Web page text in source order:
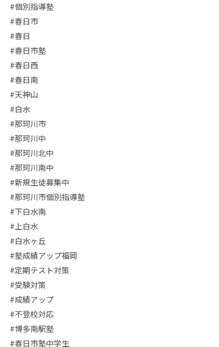
#個別指導塾
#春日市
#春日
#春日市塾
#春日西
#春日南
#天神山
#白水
#那珂川市
#那珂川中
#那珂川北中
#那珂川南中
#新規生徒募集中
#那珂川市個別指導塾
#下白水南
#上白水
#白水ヶ丘
#塾成績アップ福岡
#定期テスト対策
#受験対策
#成績アップ
#不登校対応
#博多南駅塾
#春日市塾中学生